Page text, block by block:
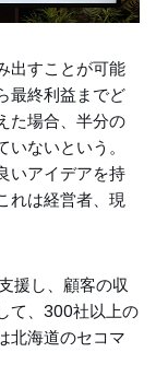
出すことが可能
最終利益までど
た場合、半分の
ないという。
いアイデアを持
れは経営者、現
援し、顧客の収
て、300社以上の
北海道のセコマ